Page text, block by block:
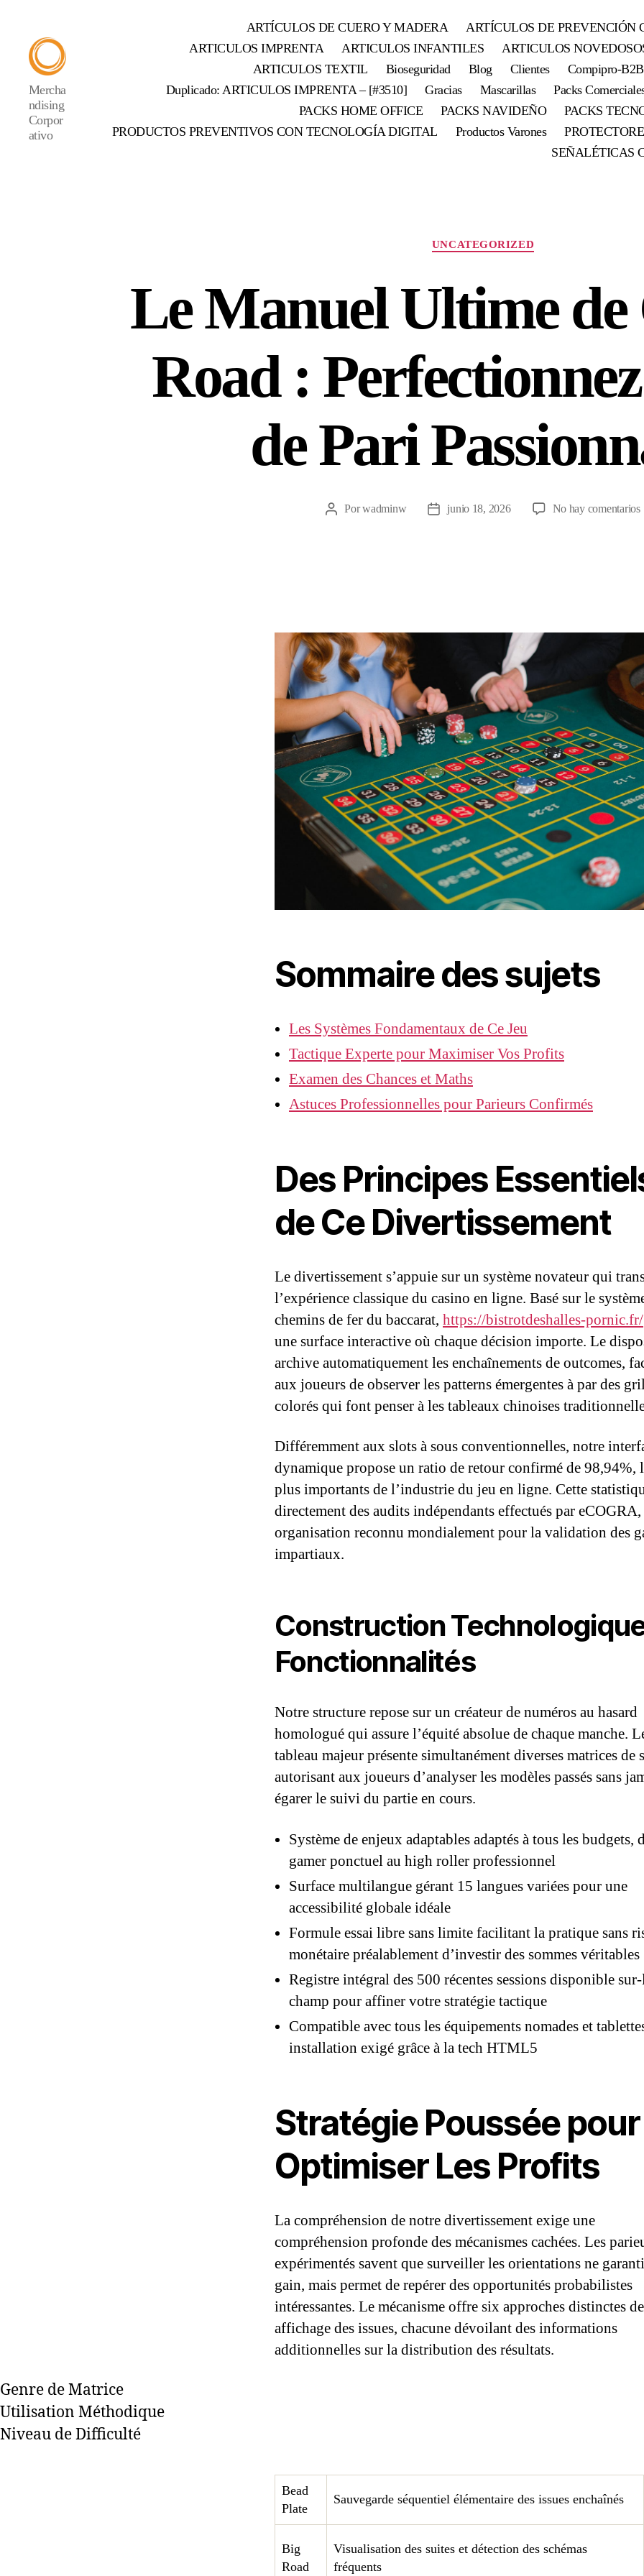
Mercha
ndising
Corpor
ativo
ARTÍCULOS DE CUERO Y MADERA ARTÍCULOS DE PREVENCIÓN
ARTICULOS IMPRENTA
ARTICULOS INFANTILES ARTICULOS
ARTICULOS TEXTIL
Bioseguridad Blog Clientes Compipro-B2B
Duplicado: ARTICULOS IMPRENTA – [#3510]
Gracias Mascarillas Packs
PACKS HOME OFFICE
PACKS NAVIDEÑO PACKS
PRODUCTOS PREVENTIVOS CON TECNOLOGÍA DIGITAL
Productos Varones
SEÑALÉTICAS
UNCATEGORIZED
Le Manuel Ultime de
Road :
de Pari
Porwadminw junio 18, 2026 No hay comentarios
Sommaire des sujets
Les Systèmes Fondamentaux de Ce Jeu
Tactique Experte pour Maximiser Vos Profits
Examen des Chances et Maths
Astuces Professionnelles pour Parieurs Confirmés
Des Principes
de Ce Divertissement
Le divertissement s’appuie sur un système novateur qui
l’expérience classique du casino en ligne. Basé sur le
chemins de fer du baccarat, https://bistrotdeshalles-pornic.fr/
une surface interactive où chaque décision importe. Le
archive automatiquement les enchaînements de outcomes,
aux joueurs de observer les patterns émergentes à par des
colorés qui font penser à les tableaux chinoises
Différemment aux slots à sous conventionnelles, notre
dynamique propose un ratio de retour confirmé de 98,94%,
plus importants de l’industrie du jeu en ligne. Cette
directement des audits indépendants effectués par eCOGRA,
organisation reconnu mondialement pour la validation des
impartiaux.
Construction
Fonctionnalités
Notre structure repose sur un créateur de numéros au hasard
homologué qui assure l’équité absolue de chaque manche.
tableau majeur présente simultanément diverses matrices de
autorisant aux joueurs d’analyser les modèles passés sans
égarer le suivi du partie en cours.
Système de enjeux adaptables adaptés à tous les budgets,
gamer ponctuel au high roller professionnel
Surface multilangue gérant 15 langues variées pour une
accessibilité globale idéale
Formule essai libre sans limite facilitant la pratique sans
monétaire préalablement d’investir des sommes véritables
Registre intégral des 500 récentes sessions disponible
champ pour affiner votre stratégie tactique
Compatible avec tous les équipements nomades et
installation exigé grâce à la tech HTML5
Stratégie Poussée pour
Optimiser Les Profits
La compréhension de notre divertissement exige une
compréhension profonde des mécanismes cachées. Les
expérimentés savent que surveiller les orientations ne
gain, mais permet de repérer des opportunités probabilistes
intéressantes. Le mécanisme offre six approches distinctes de
affichage des issues, chacune dévoilant des informations
additionnelles sur la distribution des résultats.
Genre de Matrice
Utilisation Méthodique
Niveau de Difficulté
Bead
Plate
Sauvegarde séquentiel élémentaire des issues enchaînés
Big
Road
Visualisation des suites et détection des schémas
fréquents